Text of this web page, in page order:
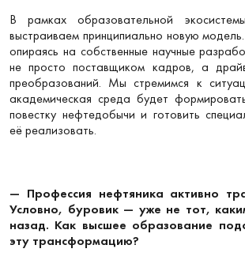
В рамках образовательной
выстраиваем принципиально новую
опираясь на собственные научные
не просто поставщиком кадров, а
преобразований. Мы стремимся к
академическая среда будет
повестку нефтедобычи и готовить
её реализовать.
— Профессия нефтяника активно
Условно, буровик — уже не тот,
назад. Как высшее образование
эту трансформацию?